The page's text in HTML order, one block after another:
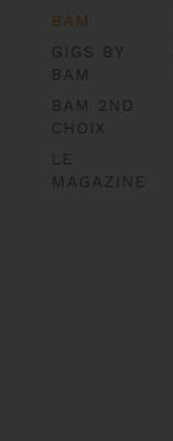
BAM
GIGS BY
BAM
BAM 2ND
CHOIX
LE
MAGAZINE